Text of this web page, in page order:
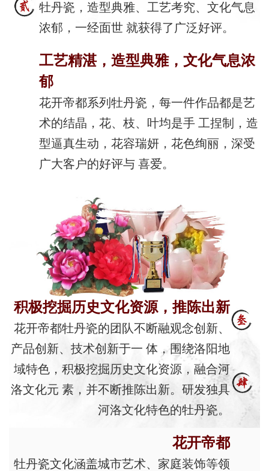
牡丹瓷，造型典雅、工艺考究、文化气息
浓郁，一经面世 就获得了广泛好评。
工艺精湛，造型典雅，文化气息浓
郁
花开帝都系列牡丹瓷，每一件作品都是艺
术的结晶，花、枝、叶均是手 工捏制，造
型逼真生动，花容瑞妍，花色绚丽，深受
广大客户的好评与 喜爱。
积极挖掘历史文化资源，推陈出新
花开帝都牡丹瓷的团队不断融观念创新、
产品创新、技术创新于一 体，围绕洛阳地
域特色，积极挖掘历史文化资源，融合河
洛文化元 素，并不断推陈出新。研发独具
河洛文化特色的牡丹瓷。
花开帝都
牡丹瓷文化涵盖城市艺术、家庭装饰等领